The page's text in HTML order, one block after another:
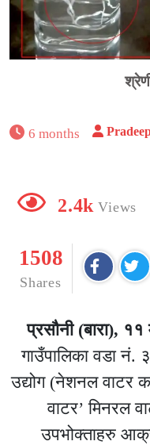
6 months
2.4k Views
1508
Shares
प्रसौनी (बारा), ११
गाउँपालिका वडा नं.
उद्योग (नेशनल वाटर
वाटर’ मिनरल
उपभोक्ताहरु